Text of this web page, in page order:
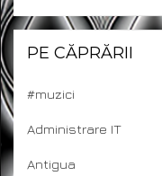
PE CĂPRĂRII
#muzici
Administrare IT
Antigua